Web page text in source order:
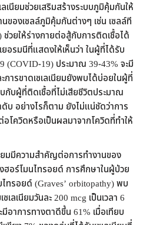
ลเนียมช่วยเสริมสร้างระบบภูมิคุ้มกันให้
ของเซลล์ภูมิคุ้มกันต่างๆ เช่น เซลล์ที
ช่วยให้ร่างกายต่อสู้กับการติดเชื้อได้
อรมนีที่แสดงให้เห็นว่า ในผู้ที่ได้รับ
(COVID-19) ประมาณ 39-43% จะมี
การขาดเซเลเนียมยังพบได้บ่อยในผู้ที่
กับผู้ที่ติดเชื้อที่ไม่เสียชีวิตประมาณ
บ อย่างไรก็ตาม ยังไม่แน่ชัดว่าการ
อโควิดหรือเป็นผลมาจากโควิดที่ทำให้
ยมมีความสำคัญต่อการทำงานของ
ฮอร์โมนไทรอยด์ การศึกษาในผู้ป่วย
ทรอยด์ (Graves’ orbitopathy) พบ
ลเนียมวันละ 200 mcg เป็นเวลา 6
าการทางตาดีขึ้น 61% เมื่อเทียบ